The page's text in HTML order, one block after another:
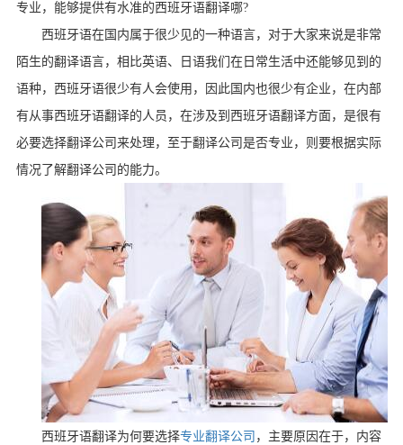
专业，能够提供有水准的西班牙语翻译哪?
西班牙语在国内属于很少见的一种语言，对于大家来说是非常
陌生的翻译语言，相比英语、日语我们在日常生活中还能够见到的
语种，西班牙语很少有人会使用，因此国内也很少有企业，在内部
有从事西班牙语翻译的人员，在涉及到西班牙语翻译方面，是很有
必要选择翻译公司来处理，至于翻译公司是否专业，则要根据实际
情况了解翻译公司的能力。
西班牙语翻译为何要选择专业翻译公司 ，主要原因在于，内容